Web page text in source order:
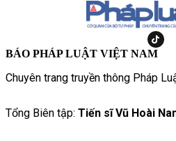
BÁO PHÁP LUẬT VIỆT NAM
Chuyên trang truyền thông Pháp
Tổng Biên tập: Tiến sĩ Vũ Hoài